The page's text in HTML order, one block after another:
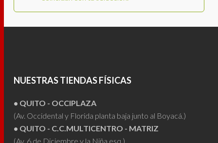
NUESTRAS TIENDAS FÍSICAS
• QUITO - OCCIPLAZA
(Av. Occidental y Florida planta baja junto al Boyacá.)
• QUITO - C.C.MULTICENTRO - MATRIZ
(Av. 6 de Diciembre y la Niña esq.)